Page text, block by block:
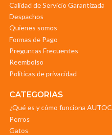
Calidad de Servicio Garantizada
Despachos
Quienes somos
Formas de Pago
Preguntas Frecuentes
Reembolso
Politicas de privacidad
CATEGORIAS
¿Qué es y cómo funciona
Perros
Gatos